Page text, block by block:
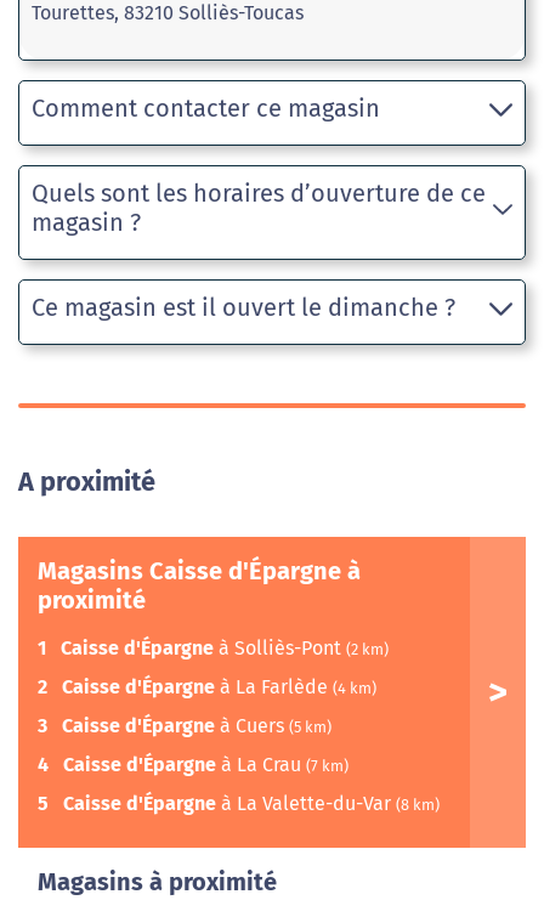
Tourettes, 83210 Solliès-Toucas
Comment contacter ce magasin
Quels sont les horaires d’ouverture de ce
magasin ?
Ce magasin est il ouvert le dimanche ?
A proximité
Magasins Caisse d'Épargne à
proximité
1 Caisse d'Épargne à Solliès-Pont (2 km)
2 Caisse d'Épargne à La Farlède (4 km)
3 Caisse d'Épargne à Cuers (5 km)
4 Caisse d'Épargne à La Crau (7 km)
5 Caisse d'Épargne à La Valette-du-Var (8 km)
Magasins à proximité